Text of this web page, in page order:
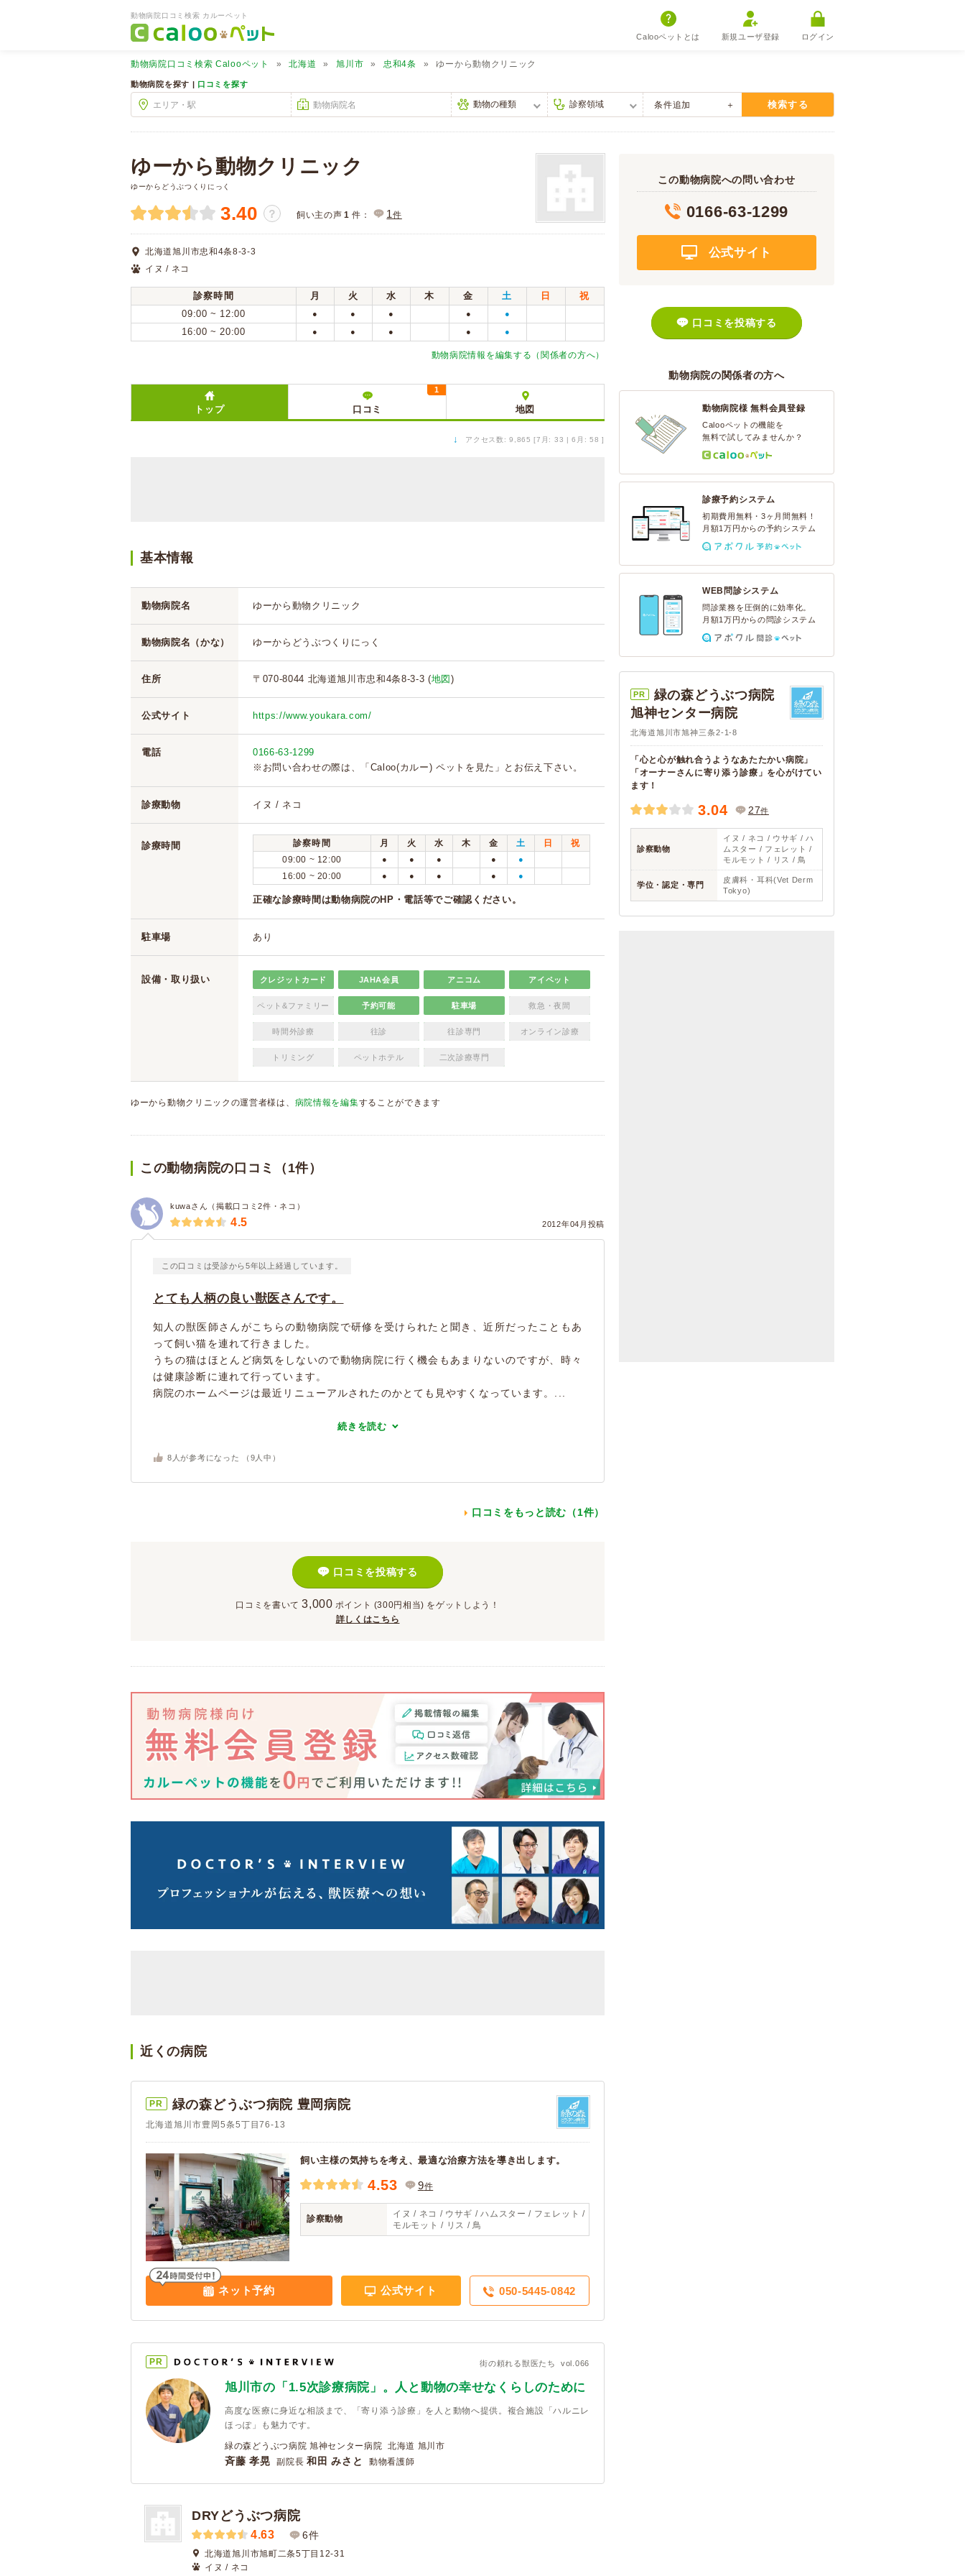
動物病院口コミ検索 カルーペット
Calooペットとは 新規ユーザ登録 ログイン
動物病院口コミ検索 Calooペット 北海道 旭川市 忠和4条 ゆーから動物クリニック
動物病院を探す | 口コミを探す
条件追加 検索する
ゆーから動物クリニック
ゆーからどうぶつくりにっく
3.40 ？ 飼い主の声 1 件： 1件
北海道旭川市忠和4条8-3-3
イヌ / ネコ
診察時間 月 火 水 木 金 土 日
祝
09:00 ~ 12:00
● ● ● ● ●
16:00 ~ 20:00 ● ● ● ● ●
動物病院情報を編集する（関係者の方へ）
トップ 口コミ
1
地図
↓ アクセス数: 9,865 [7月: 33 | 6月: 58 ]
基本情報
動物病院名 ゆーから動物クリニック
動物病院名（かな） ゆーからどうぶつくりにっく
住所 〒070-8044 北海道旭川市忠和4条8-3-3 (地図 )
公式サイト https://www.youkara.com/
電話
0166-63-1299
※お問い合わせの際は、「Caloo(カルー) ペットを見た」とお伝え下さい。
診療動物 イヌ / ネコ
診療時間 診察時間 月 火 水 木 金 土 日
祝
09:00 ~ 12:00
● ● ● ● ●
16:00 ~ 20:00 ● ● ● ● ●
正確な診療時間は動物病院のHP・電話等でご確認ください。
駐車場 あり
設備・取り扱い クレジットカード JAHA会員 アニコム アイペット
ペット&ファミリー 予約可能 駐車場 救急・夜間
時間外診療 往診 往診専門 オンライン診療
トリミング ペットホテル 二次診療専門
ゆーから動物クリニックの運営者様は、 病院情報を編集することができます
この動物病院の口コミ（1件）
kuwaさん（掲載口コミ2件・ネコ）
2012年04月投稿
4.5
この口コミは受診から5年以上経過しています。
とても人柄の良い獣医さんです。
知人の獣医師さんがこちらの動物病院で研修を受けられたと聞き、近所だったこともあ
って飼い猫を連れて行きました。
うちの猫はほとんど病気をしないので動物病院に行く機会もあまりないのですが、時々
は健康診断に連れて行っています。
病院のホームページは最近リニューアルされたのかとても見やすくなっています。...
続きを読む
8 人が参考になった （ 9 人中）
口コミをもっと読む（1件）
口コミを投稿する
口コミを書いて 3,000 ポイント (300円相当) をゲットしよう！
詳しくはこちら
近くの病院
PR 緑の森どうぶつ病院 豊岡病院
北海道旭川市豊岡5条5丁目76-13
飼い主様の気持ちを考え、最適な治療方法を導き出します。
4.53 9件
診察動物
イヌ / ネコ / ウサギ / ハムスター / フェレット /
モルモット / リス / 鳥
ネット予約 公式サイト 050-5445-0842
PR 街の頼れる獣医たち vol.066
旭川市の「1.5次診療病院」。人と動物の幸せなくらしのために
高度な医療に身近な相談まで、「寄り添う診療」を人と動物へ提供。複合施設「ハルニレ
ほっぽ」も魅力です。
緑の森どうぶつ病院 旭神センター病院 北海道 旭川市
斉藤 孝晃 副院長 和田 みさと 動物看護師
DRYどうぶつ病院
4.63 6件
北海道旭川市旭町二条5丁目12-31
イヌ / ネコ
この動物病院への問い合わせ
0166-63-1299
公式サイト
口コミを投稿する
動物病院の関係者の方へ
動物病院様 無料会員登録
Calooペットの機能を
無料で試してみませんか？
診療予約システム
初期費用無料・3ヶ月間無料！
月額1万円からの予約システム
WEB問診システム
問診業務を圧倒的に効率化。
月額1万円からの問診システム
PR
緑の森どうぶつ病院
旭神センター病院
北海道旭川市旭神三条2-1-8
「心と心が触れ合うようなあたたかい病院」
「オーナーさんに寄り添う診療」を心がけてい
ます！
3.04 27件
診察動物
イヌ / ネコ / ウサギ / ハ
ムスター / フェレット /
モルモット / リス / 鳥
学位・認定・専門
皮膚科・耳科(Vet Derm
Tokyo)